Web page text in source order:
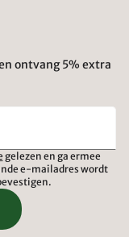
ontvang 5% extra
gelezen en ga ermee
e-mailadres wordt